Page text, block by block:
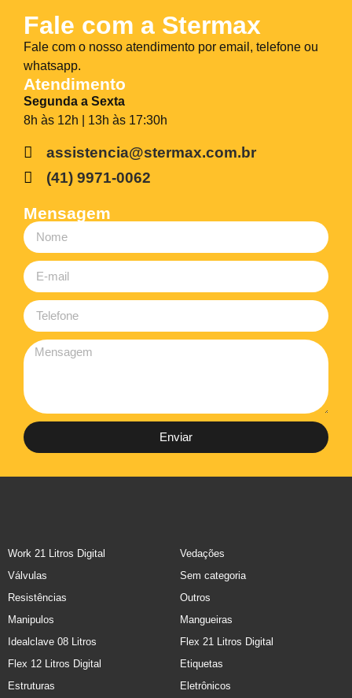
Fale com a Stermax
Fale com o nosso atendimento por email, telefone ou
whatsapp.
Atendimento
Segunda a Sexta
8h às 12h | 13h às 17:30h
assistencia@stermax.com.br
(41) 9971-0062
Mensagem
Enviar
Work 21 Litros Digital
Vedações
Válvulas
Sem categoria
Resistências
Outros
Manipulos
Mangueiras
Idealclave 08 Litros
Flex 21 Litros Digital
Flex 12 Litros Digital
Etiquetas
Estruturas
Eletrônicos